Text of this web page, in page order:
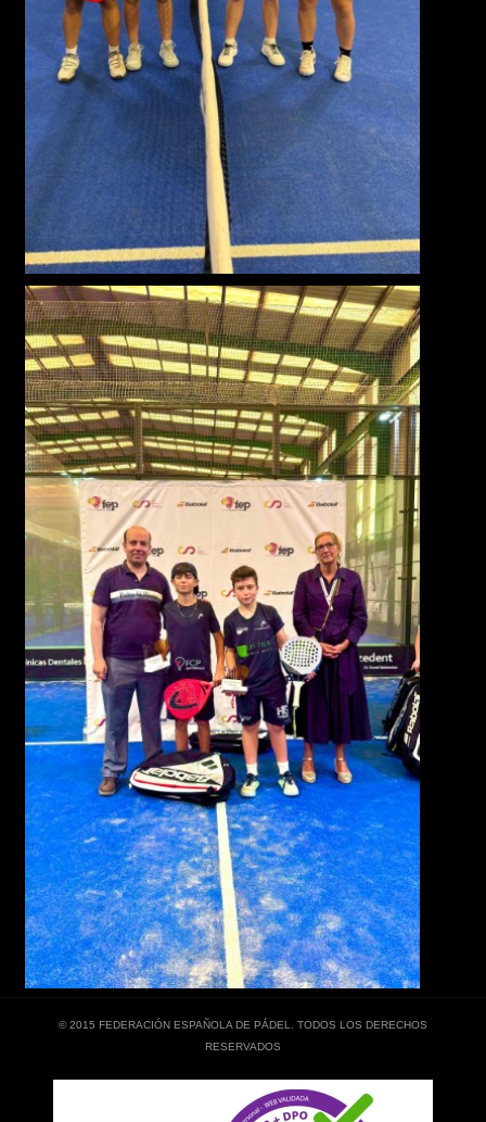
© 2015 FEDERACIÓN ESPAÑOLA DE PÁDEL. TODOS LOS DERECHOS
RESERVADOS